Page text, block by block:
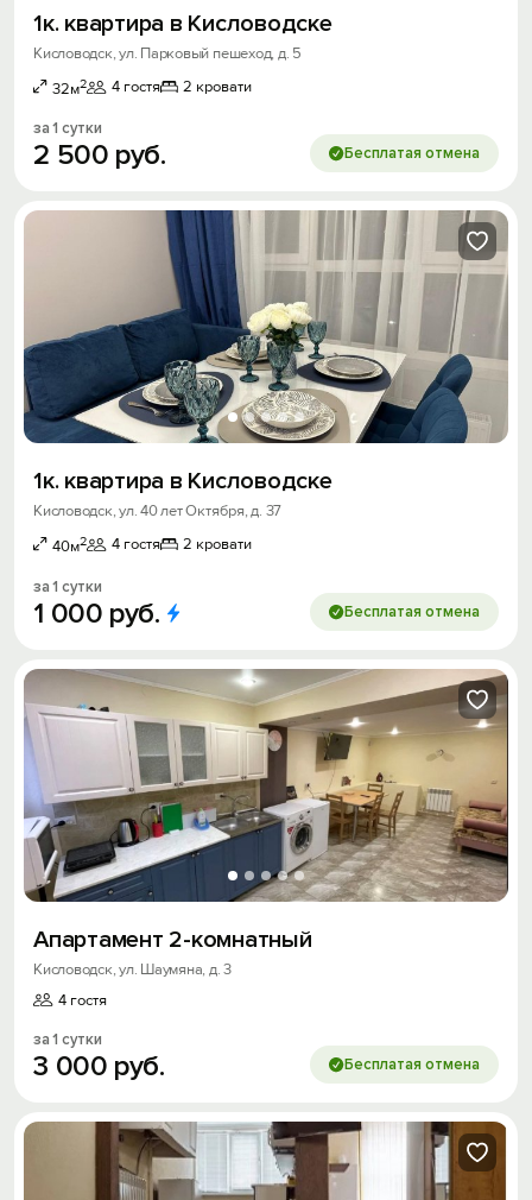
1к. квартира в Кисловодске
Кисловодск, ул. Парковый пешеход, д. 5
32м2 4 гостя 2 кровати
за 1 сутки
2 500 руб. Бесплатая отмена
1к. квартира в Кисловодске
Кисловодск, ул. 40 лет Октября, д. 37
40м2 4 гостя 2 кровати
за 1 сутки
1 000 руб. Бесплатая отмена
Апартамент 2-комнатный
Кисловодск, ул. Шаумяна, д. 3
4 гостя
за 1 сутки
3 000 руб. Бесплатая отмена